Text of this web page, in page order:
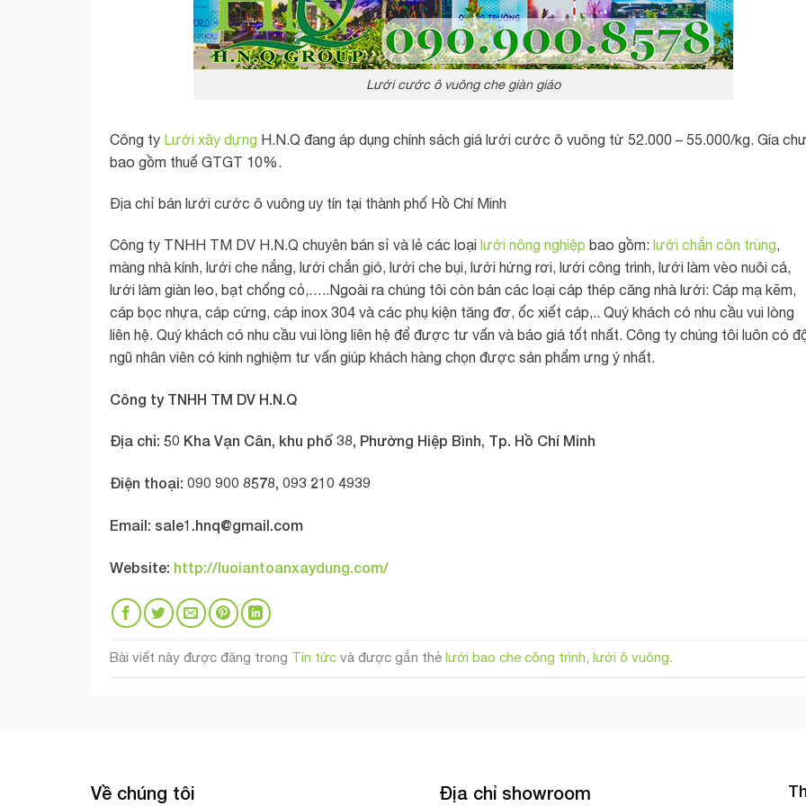
Lưới cước ô vuông che giàn giáo
Công ty Lưới xây dựng H.N.Q đang áp dụng chính sách giá lưới cước ô vuông từ 52.000 – 55.000/kg. Gía
bao gồm thuế GTGT 10%.
Địa chỉ bán lưới cước ô vuông uy tín tại thành phố Hồ Chí Minh
Công ty TNHH TM DV H.N.Q chuyên bán sỉ và lẻ các loại lưới nông nghiệp bao gồm: lưới chắn côn trùng,
màng nhà kính, lưới che nắng, lưới chắn gió, lưới che bụi, lưới hứng rơi, lưới công trình, lưới làm vèo nuôi cá,
lưới làm giàn leo, bạt chống cỏ,…..Ngoài ra chúng tôi còn bán các loại cáp thép căng nhà lưới: Cáp mạ kẽm,
cáp bọc nhựa, cáp cứng, cáp inox 304 và các phụ kiện tăng đơ, ốc xiết cáp,.. Quý khách có nhu cầu vui lòng
liên hệ. Quý khách có nhu cầu vui lòng liên hệ để được tư vấn và báo giá tốt nhất. Công ty chúng tôi luôn có
ngũ nhân viên có kinh nghiệm tư vấn giúp khách hàng chọn được sản phẩm ưng ý nhất.
Công ty TNHH TM DV H.N.Q
Địa chỉ: 50 Kha Vạn Cân, khu phố 38, Phường Hiệp Bình, Tp. Hồ Chí Minh
Điện thoại: 090 900 8578, 093 210 4939
Email: sale1.hnq@gmail.com
Website: http://luoiantoanxaydung.com/
Bài viết này được đăng trong Tin tức và được gắn thẻ lưới bao che công trình lưới ô vuông
Về chúng tôi Địa chỉ showroom